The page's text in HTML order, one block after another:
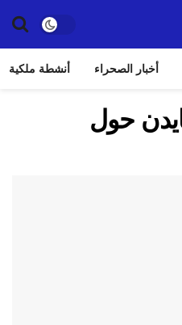
أخبار الصحراء أنشطة ملكية
حول